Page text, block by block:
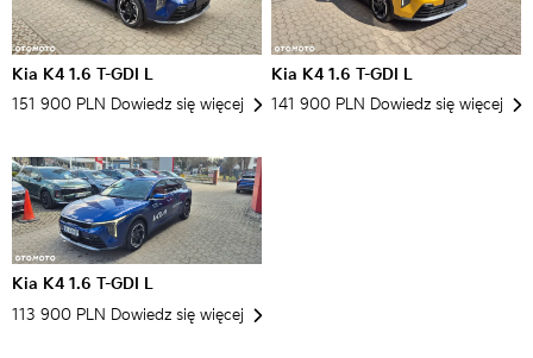
Kia K4 1.6 T-GDI L
151 900 PLN Dowiedz się więcej
Kia K4 1.6 T-GDI L
141 900 PLN Dowiedz się więcej
Kia K4 1.6 T-GDI L
113 900 PLN Dowiedz się więcej